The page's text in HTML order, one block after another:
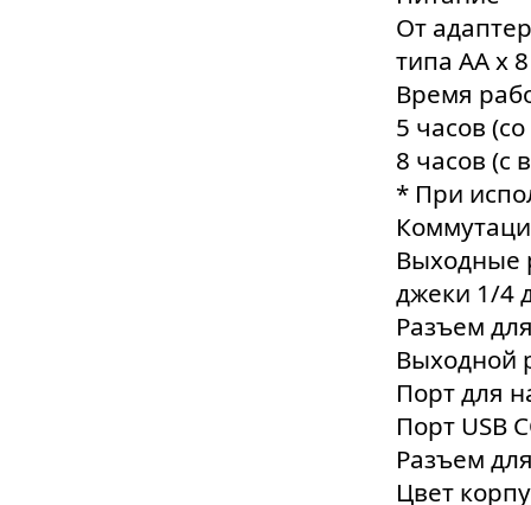
От
типа АА x 8
Время
5 часов
8 часов
* При
Выходные
джеки 1/4
Разъем
Выходной
Порт для
Порт USB
Разъем
Цвет